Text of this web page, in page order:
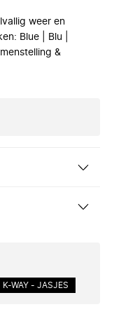
weer en
Blue | Blu |
&
K-WAY - JASJES